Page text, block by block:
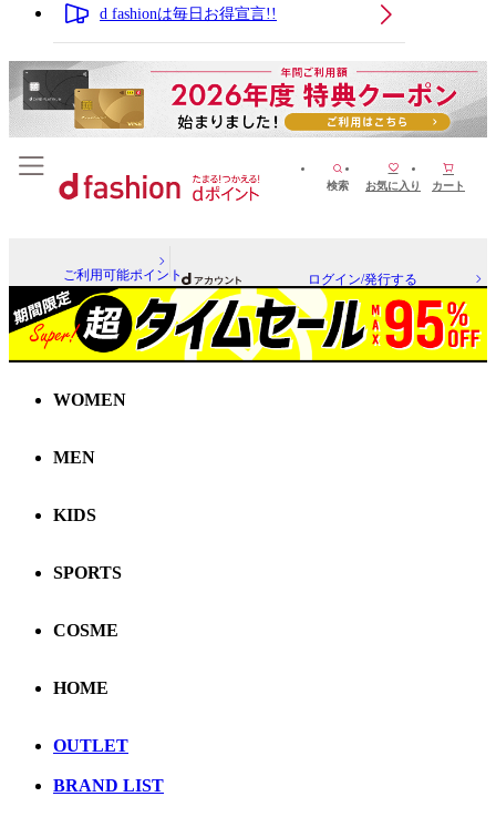
d fashionは毎日お得宣言!!
検索 お気に入り カート
ご利用可能ポイント ログイン/発行する
WOMEN
MEN
KIDS
SPORTS
COSME
HOME
OUTLET
BRAND LIST